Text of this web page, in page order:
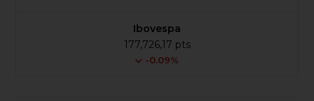
Ibovespa
177,726,17 pts
-0.09%